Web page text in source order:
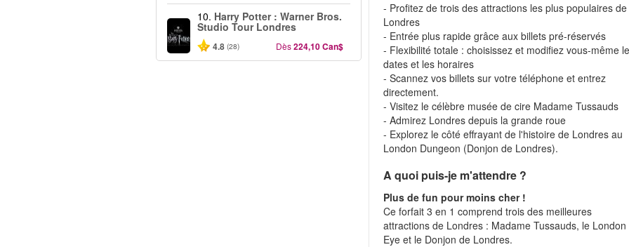
10. Harry Potter : Warner Bros.
Studio Tour Londres
4.8 (28) Dès224,10 Can$
- Profitez de trois des attractions les plus populaires de
Londres
- Entrée plus rapide grâce aux billets pré-réservés
- Flexibilité totale : choisissez et modifiez vous-même
dates et les horaires
- Scannez vos billets sur votre téléphone et entrez
directement.
- Visitez le célèbre musée de cire Madame Tussauds
- Admirez Londres depuis la grande roue
- Explorez le côté effrayant de l'histoire de Londres au
London Dungeon (Donjon de Londres).
A quoi puis-je m'attendre ?
Plus de fun pour moins cher !
Ce forfait 3 en 1 comprend trois des meilleures
attractions de Londres : Madame Tussauds, le London
Eye et le Donjon de Londres.